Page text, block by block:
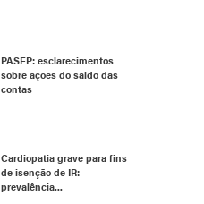
PASEP: esclarecimentos
sobre ações do saldo das
contas
Cardiopatia grave para fins
de isenção de IR:
prevalência...